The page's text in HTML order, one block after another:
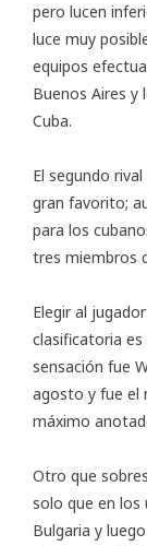
pero lucen
luce muy
equipos
Buenos Aires y
Cuba.
El segundo
gran favorito;
para los
tres miembros
Elegir al
clasificatoria
sensación fue
agosto y fue el
máximo
Otro que
solo que en
Bulgaria y